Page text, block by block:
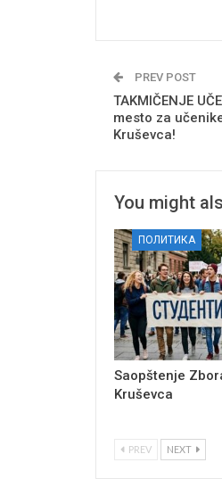
PREV POST
TAKMIČENJE
mesto za
Kruševca!
You might
ПОЛИТИКА
Saopštenje
Kruševca
PREV NEXT